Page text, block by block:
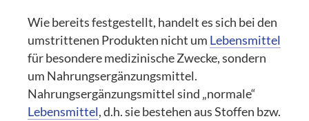
Wie bereits festgestellt, handelt es sich bei den
umstrittenen Produkten nicht um Lebensmittel
für besondere medizinische Zwecke, sondern
um Nahrungsergänzungsmittel.
Nahrungsergänzungsmittel sind „normale“
Lebensmittel, d.h. sie bestehen aus Stoffen bzw.